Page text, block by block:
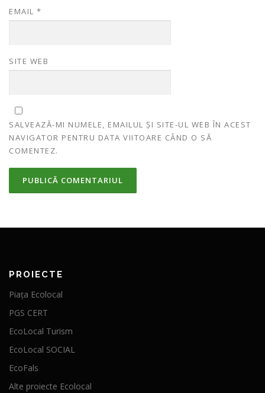
EMAIL *
SITE WEB
SALVEAZĂ-MI NUMELE, EMAILUL ȘI SITE-UL WEB ÎN ACEST
NAVIGATOR PENTRU DATA VIITOARE CÂND O SĂ
COMENTEZ.
PROIECTE
Piața Ecolocal
PGS CERT
EcoLocal Turism
EcoLocal SOCIAL
EcoFals
Alte proiecte Ecolocal